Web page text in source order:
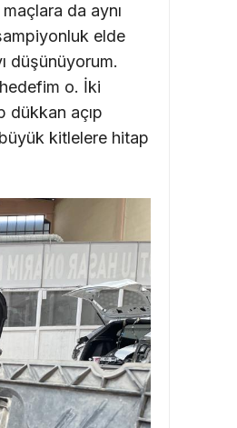
da aynı
elde
düşünüyorum.
o. İki
dükkan açıp
kitlelere hitap